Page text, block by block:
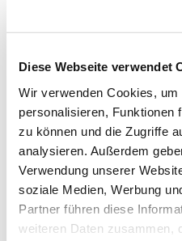
Diese Webseite verwendet
Wir verwenden Cookies,
personalisieren, Funktionen
zu können und die Zugriffe
analysieren. Außerdem
Verwendung unserer
soziale Medien, Werbung
Partner führen diese
weiteren Daten zusammen,